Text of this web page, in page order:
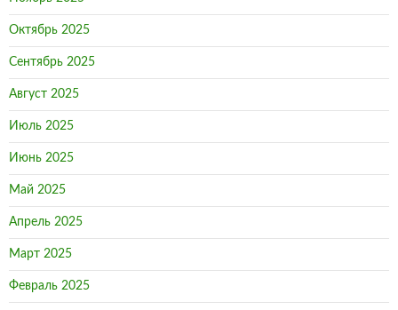
Октябрь 2025
Сентябрь 2025
Август 2025
Июль 2025
Июнь 2025
Май 2025
Апрель 2025
Март 2025
Февраль 2025